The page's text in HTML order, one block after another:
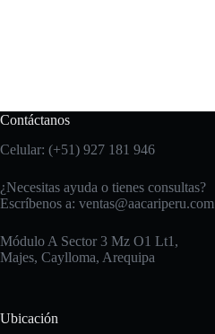
Contáctanos
Celular: (+51) 927 181 946
¿Necesitas ayuda o tienes consultas?
Escríbenos a: ventas@aacariperu.com
Módulo A Sector 3 Mz O1 Lt1,
Majes, Caylloma, Arequipa
Ubicación